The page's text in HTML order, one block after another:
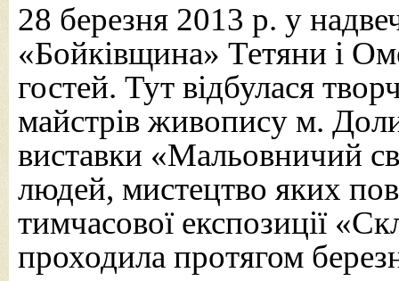
28 березня 2013 р. у
«Бойківщина» Тетяни і
гостей. Тут відбулася
майстрів живопису м.
виставки «Мальовничий
людей, мистецтво яких
тимчасової експозиції
проходила протягом